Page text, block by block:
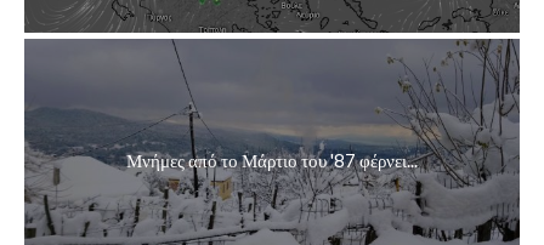
Μνήμες από το Μάρτιο του '87 φέρνει...